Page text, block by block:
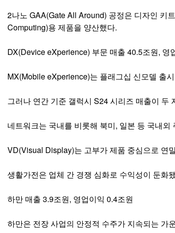
2나노 GAA(Gate All Around) 공정은 디자인 키
Computing)용 제품을 양산했다.
DX(Device eXperience) 부문 매출 40.5조원, 영
MX(Mobile eXperience)는 플래그십 신모델 출
그러나 연간 기준 갤럭시 S24 시리즈 매출이 두
네트워크는 국내를 비롯해 북미, 일본 등 국내
VD(Visual Display)는 고부가 제품 중심으로 연
생활가전은 업체 간 경쟁 심화로 수익성이 둔화
하만 매출 3.9조원, 영업이익 0.4조원
하만은 전장 사업의 안정적 수주가 지속되는 가